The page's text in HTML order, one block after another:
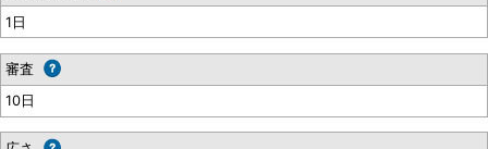
1日
審査
10日